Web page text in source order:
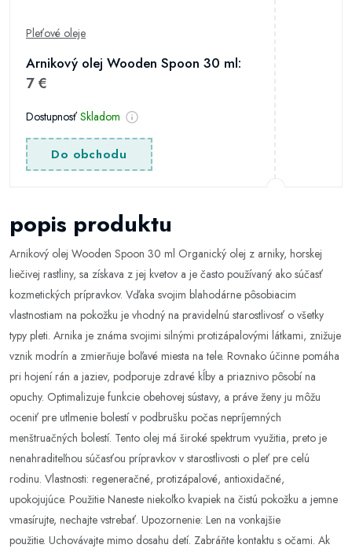
Pleťové oleje
Arnikový olej Wooden Spoon 30 ml:
7 €
Dostupnosť Skladom
Do obchodu
popis produktu
Arnikový olej Wooden Spoon 30 ml Organický olej z arniky, horskej
liečivej rastliny, sa získava z jej kvetov a je často používaný ako súčasť
kozmetických prípravkov. Vďaka svojim blahodárne pôsobiacim
vlastnostiam na pokožku je vhodný na pravidelnú starostlivosť o všetky
typy pleti. Arnika je známa svojimi silnými protizápalovými látkami, znižuje
vznik modrín a zmierňuje boľavé miesta na tele. Rovnako účinne pomáha
pri hojení rán a jaziev, podporuje zdravé kĺby a priaznivo pôsobí na
opuchy. Optimalizuje funkcie obehovej sústavy, a práve ženy ju môžu
oceniť pre utlmenie bolestí v podbrušku počas nepríjemných
menštruačných bolestí. Tento olej má široké spektrum využitia, preto je
nenahraditeľnou súčasťou prípravkov v starostlivosti o pleť pre celú
rodinu. Vlastnosti: regeneračné, protizápalové, antioxidačné,
upokojujúce. Použitie Naneste niekoľko kvapiek na čistú pokožku a jemne
vmasírujte, nechajte vstrebať. Upozornenie: Len na vonkajšie
použitie. Uchovávajte mimo dosahu detí. Zabráňte kontaktu s očami. Ak